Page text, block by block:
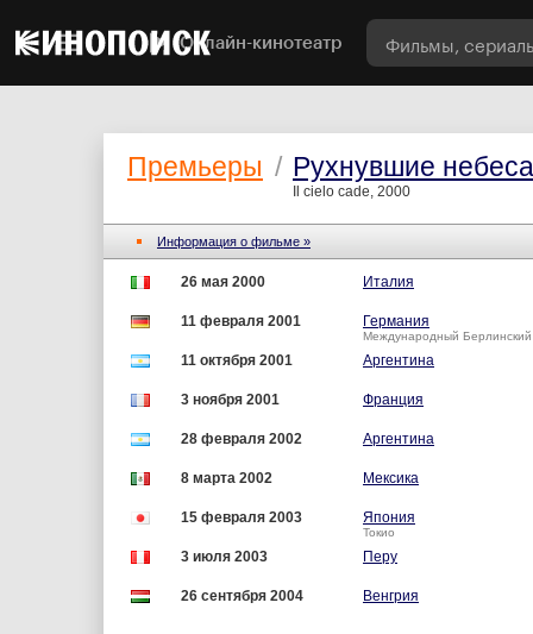
Онлайн-кинотеатр
Премьеры / Рухнувшие небеса
Il cielo cade, 2000
Информация о фильме »
26 мая 2000 Италия
11 февраля 2001 Германия
Международный
11 октября 2001 Аргентина
3 ноября 2001 Франция
28 февраля 2002 Аргентина
8 марта 2002 Мексика
15 февраля 2003 Япония
Токио
3 июля 2003 Перу
26 сентября 2004 Венгрия